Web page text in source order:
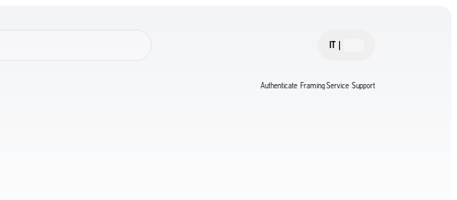
IT |
Authenticate Framing Service Support